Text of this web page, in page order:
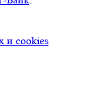
и cookies